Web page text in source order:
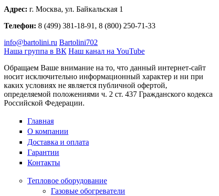
Адрес: г. Москва, ул. Байкальская 1
Телефон: 8 (499) 381-18-91, 8 (800) 250-71-33
info@bartolini.ru Bartolini702
Наша группа в ВК Наш канал на YouTube
Обращаем Ваше внимание на то, что данный интернет-сайт
носит исключительно информационный характер и ни при
каких условиях не является публичной офертой,
определяемой положениями ч. 2 ст. 437 Гражданского кодекса
Российской Федерации.
Главная
О компании
Доставка и оплата
Гарантии
Контакты
Тепловое оборудование
Газовые обогреватели